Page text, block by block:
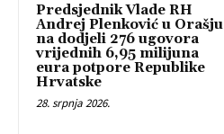
Predsjednik Vlade RH
Andrej Plenković u Orašju
na dodjeli 276 ugovora
vrijednih 6,95 milijuna
eura potpore Republike
Hrvatske
28. srpnja 2026.